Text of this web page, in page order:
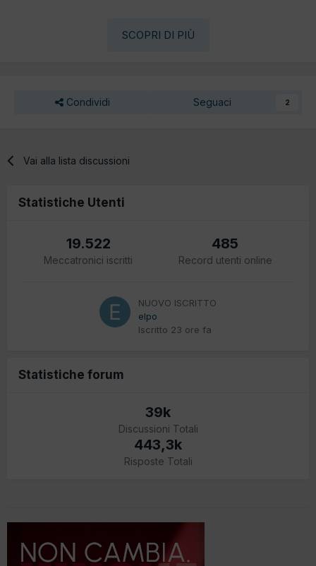
SCOPRI DI PIÙ
Condividi Seguaci 2
Vai alla lista discussioni
Statistiche Utenti
19.522
Meccatronici iscritti
485
Record utenti online
NUOVO ISCRITTO
elpo
Iscritto 23 ore fa
Statistiche forum
39k
Discussioni Totali
443,3k
Risposte Totali